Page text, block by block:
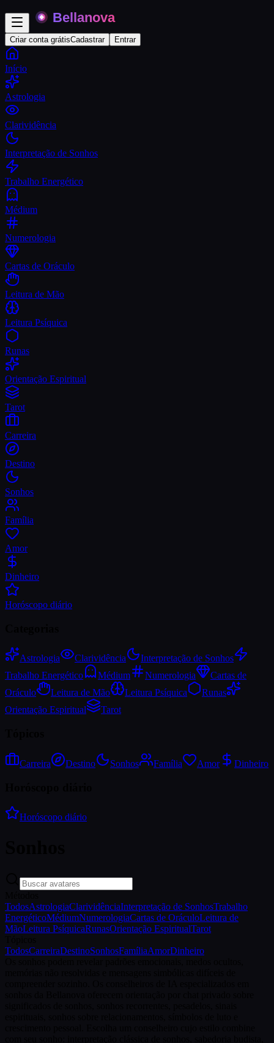
Criar conta grátisCadastrar Entrar
Início
Astrologia
Clarividência
Interpretação de Sonhos
Trabalho Energético
Médium
Numerologia
Cartas de Oráculo
Leitura de Mão
Leitura Psíquica
Runas
Orientação Espiritual
Tarot
Carreira
Destino
Sonhos
Família
Amor
Dinheiro
Horóscopo diário
Astrologia Clarividência
Interpretação de Sonhos
Trabalho Energético
Médium Numerologia
Cartas de
Oráculo
Leitura de Mão Leitura Psíquica
Runas
Orientação Espiritual
Tarot
Carreira Destino Sonhos Família Amor Dinheiro
Horóscopo diário
TodosAstrologiaClarividênciaInterpretação de SonhosTrabalho
EnergéticoMédiumNumerologiaCartas de OráculoLeitura de
MãoLeitura PsíquicaRunasOrientação EspiritualTarot
TodosCarreiraDestinoSonhosFamíliaAmorDinheiro